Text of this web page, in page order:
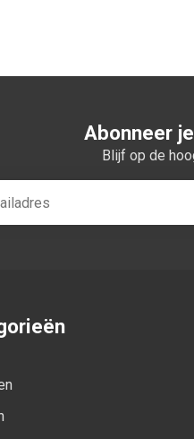
Abonneer
Blijf op de